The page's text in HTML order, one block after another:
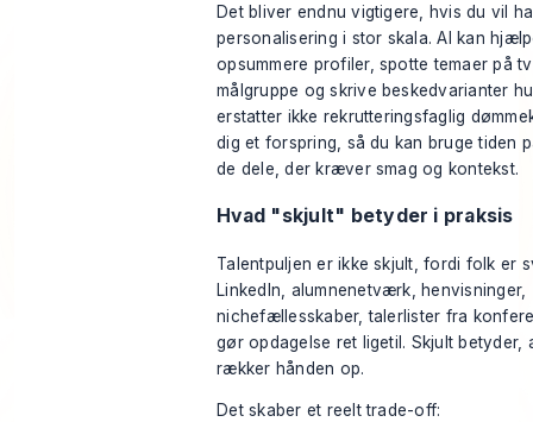
Det bliver endnu vigtigere, hvis du vil
personalisering i stor skala. AI kan
opsummere profiler, spotte temaer på
målgruppe og skrive beskedvarianter
erstatter ikke rekrutteringsfaglig
dig et forspring, så du kan bruge tiden
de dele, der kræver smag og kontekst.
Hvad "skjult" betyder i praksis
Talentpuljen er ikke skjult, fordi folk er
LinkedIn, alumnenetværk, henvisninger,
nichefællesskaber, talerlister fra
gør opdagelse ret ligetil. Skjult betyder,
rækker hånden op.
Det skaber et reelt trade-off: